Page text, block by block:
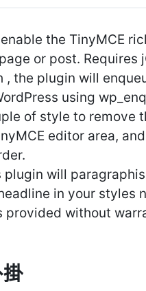
the TinyMCE
or post. Requires
, the plugin will
using
of style to remove
editor area,
plugin will
in your styles
provided without